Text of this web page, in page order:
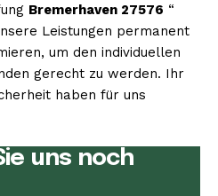
Bremerhaven 27576 “
Leistungen permanent
um den individuellen
gerecht zu werden. Ihr
haben für uns
uns noch